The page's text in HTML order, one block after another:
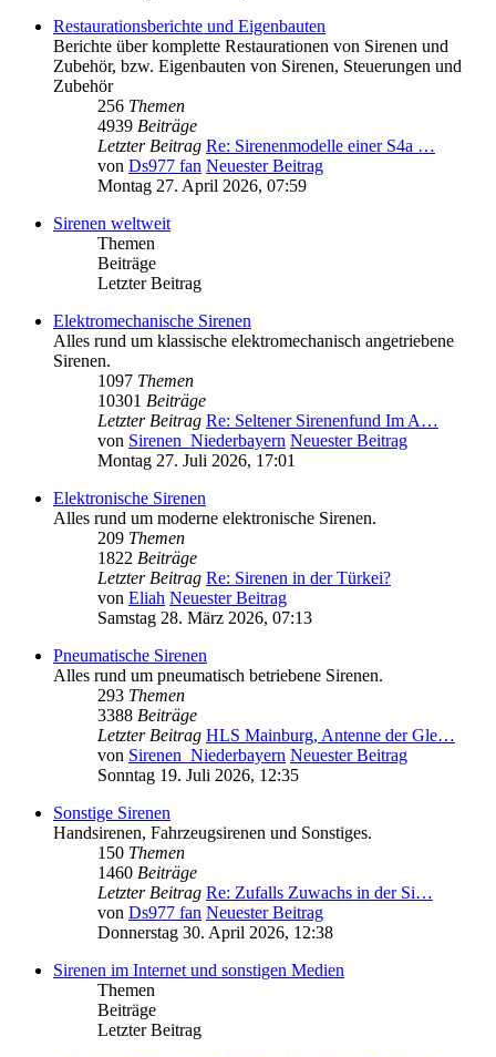
Restaurationsberichte und Eigenbauten
Berichte über komplette Restaurationen von Sirenen und
Zubehör, bzw. Eigenbauten von Sirenen, Steuerungen und
Zubehör
256 Themen
4939 Beiträge
Letzter Beitrag Re: Sirenenmodelle einer S4a …
von Ds977 fan Neuester Beitrag
Montag 27. April 2026, 07:59
Sirenen weltweit
Themen
Beiträge
Letzter Beitrag
Elektromechanische Sirenen
Alles rund um klassische elektromechanisch angetriebene
Sirenen.
1097 Themen
10301 Beiträge
Letzter Beitrag Re: Seltener Sirenenfund Im A…
von Sirenen_Niederbayern Neuester Beitrag
Montag 27. Juli 2026, 17:01
Elektronische Sirenen
Alles rund um moderne elektronische Sirenen.
209 Themen
1822 Beiträge
Letzter Beitrag Re: Sirenen in der Türkei?
von Eliah Neuester Beitrag
Samstag 28. März 2026, 07:13
Pneumatische Sirenen
Alles rund um pneumatisch betriebene Sirenen.
293 Themen
3388 Beiträge
Letzter Beitrag HLS Mainburg, Antenne der Gle…
von Sirenen_Niederbayern Neuester Beitrag
Sonntag 19. Juli 2026, 12:35
Sonstige Sirenen
Handsirenen, Fahrzeugsirenen und Sonstiges.
150 Themen
1460 Beiträge
Letzter Beitrag Re: Zufalls Zuwachs in der Si…
von Ds977 fan Neuester Beitrag
Donnerstag 30. April 2026, 12:38
Sirenen im Internet und sonstigen Medien
Themen
Beiträge
Letzter Beitrag